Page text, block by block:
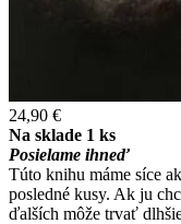
24,90 €
Na sklade 1 ks
Posielame ihneď
Túto knihu máme síce
posledné kusy. Ak ju
ďalších môže trvať